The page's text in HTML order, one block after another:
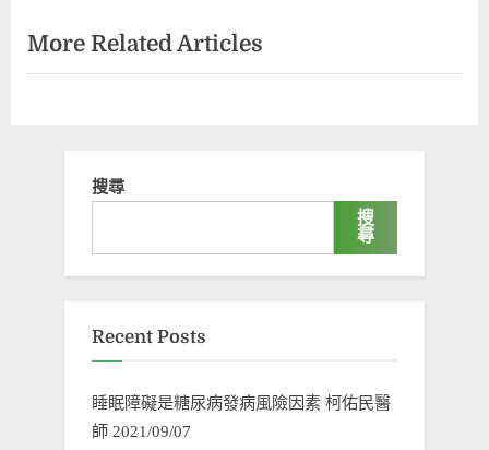
導
v
i
x
t
t
More Related Articles
搜尋
搜
尋
Recent Posts
睡眠障礙是糖尿病發病風險因素 柯佑民醫
師 2021/09/07